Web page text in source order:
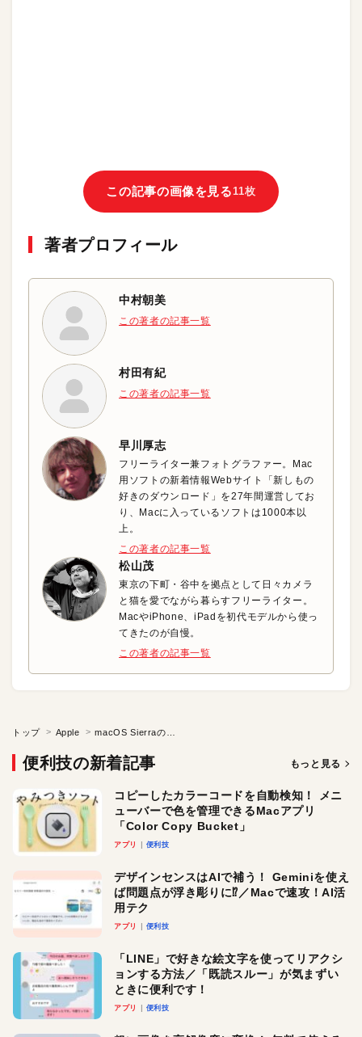
この記事の画像を見る11枚
著者プロフィール
中村朝美
この著者の記事一覧
村田有紀
この著者の記事一覧
早川厚志
フリーライター兼フォトグラファー。Mac
用ソフトの新着情報Webサイト「新しもの
好きのダウンロード」を27年間運営してお
り、Macに入っているソフトは1000本以
上。
この著者の記事一覧
松山茂
東京の下町・谷中を拠点として日々カメラ
と猫を愛でながら暮らすフリーライター。
MacやiPhone、iPadを初代モデルから使っ
てきたのが自慢。
この著者の記事一覧
トップ Apple
便利技の新着記事 もっと見る
コピーしたカラーコードを自動検知！ メニ
ューバーで色を管理できるMacアプリ
「Color Copy Bucket」
アプリ 便利技
デザインセンスはAIで補う！ Geminiを使え
ば問題点が浮き彫りに⁉︎／Macで速攻！AI活
用テク
アプリ 便利技
「LINE」で好きな絵文字を使ってリアクシ
ョンする方法／「既読スルー」が気まずい
ときに便利です！
アプリ 便利技